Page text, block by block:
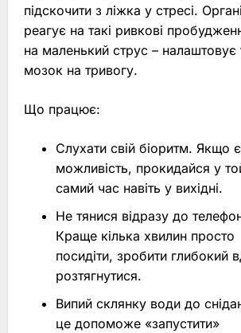
підскочити з ліжка у стресі.
реагує на такі ривкові
на маленький струс – налаштовує
мозок на тривогу.
Що працює:
Слухати свій біоритм. Якщо є
можливість, прокидайся у
самий час навіть у вихідні.
Не тянися відразу до
Краще кілька хвилин просто
посидіти, зробити глибокий
розтягнутися.
Випий склянку води до
це допоможе «запустити»